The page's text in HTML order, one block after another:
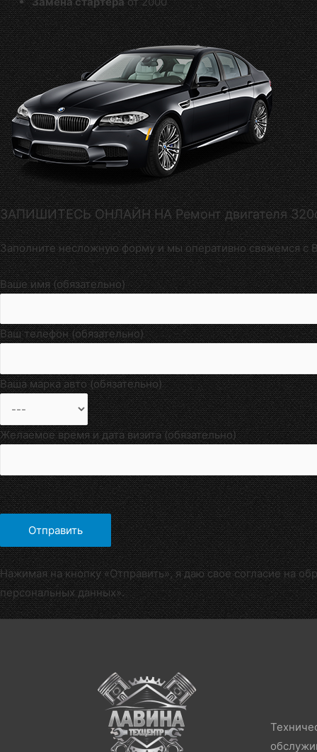
ЗАПИШИТЕСЬ ОНЛАЙН НА Ремонт двигателя
Заполните несложную форму и мы оперативно свяжемся с
Ваше имя (обязательно)
Ваш телефон (обязательно)
Ваша марка авто (обязательно)
Желаемое время и дата визита (обязательно)
Нажимая на кнопку «Отправить», я даю свое согласие на
персональных данных».